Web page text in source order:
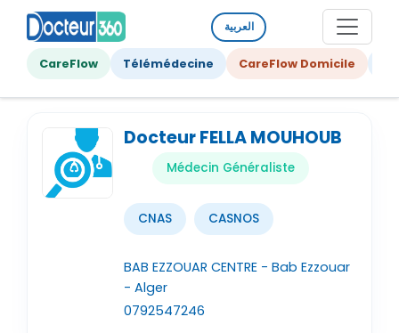
العربية
CareFlow Télémédecine CareFlow Domicile
Docteur FELLA MOUHOUB
Médecin Généraliste
CNAS CASNOS
BAB EZZOUAR CENTRE - Bab Ezzouar
- Alger
0792547246